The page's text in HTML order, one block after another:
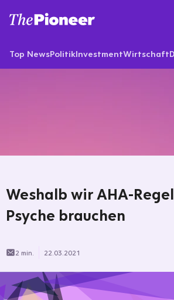
Top NewsPolitikInvestmentWirtschaft
Weshalb wir AHA-
Psyche brauchen
2 min. 22.03.2021